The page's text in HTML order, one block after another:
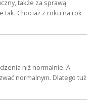
także za sprawą
tak. Chociaż z roku na rok
niż normalnie. A
normalnym. Dlatego tuż